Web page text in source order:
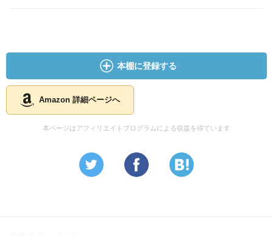
本棚に登録する
Amazon 詳細ページへ
本ページはアフィリエイトプログラムによる収益を得ています